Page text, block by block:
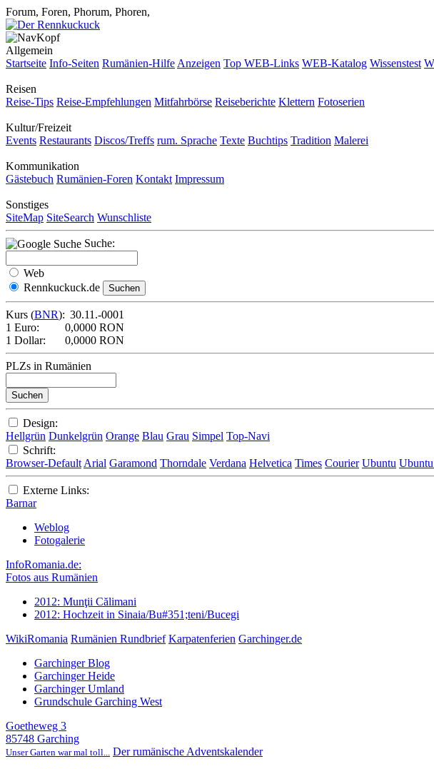
Forum, Foren, Phorum, Phoren,
Allgemein
Startseite Info-Seiten Rumänien-Hilfe Anzeigen Top WEB-Links WEB-Katalog Wissenstest
Reisen
Reise-Tips Reise-Empfehlungen Mitfahrbörse Reiseberichte Klettern Fotoserien
Kultur/Freizeit
Events Restaurants Discos/Treffs rum. Sprache Texte Buchtips Tradition Malerei
Kommunikation
Gästebuch Rumänien-Foren Kontakt Impressum
Sonstiges
SiteMap SiteSearch Wunschliste
Suche:
Web
Rennkuckuck.de
Kurs (BNR): 30.11.-0001
1 Euro:
0,0000 RON
1 Dollar:
0,0000 RON
PLZs in Rumänien
Design:
Hellgrün Dunkelgrün Orange Blau Grau Simpel Top-Navi
Schrift:
Browser-Default Arial Garamond Thorndale Verdana Helvetica Times Courier Ubuntu
Externe Links:
Barnar
Weblog
Fotogalerie
InfoRomania.de:
Fotos aus Rumänien
2012: Munţii Călimani
2012: Hochzeit in Sinaia/Bu#351;teni/Bucegi
WikiRomania Rumänien Rundbrief Karpatenferien Garchinger.de
Garchinger Blog
Garchinger Heide
Garchinger Umland
Grundschule Garching West
Goetheweg 3
85748 Garching
Unser Garten war mal toll... Der rumänische Adventskalender